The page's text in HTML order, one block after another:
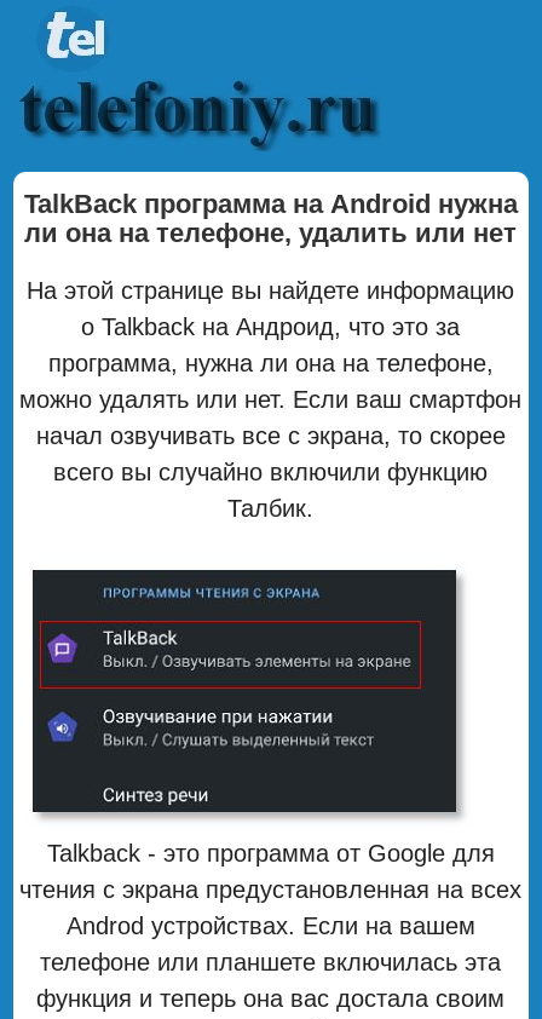
TalkBack программа на Android нужна
ли она на телефоне, удалить или нет
На этой странице вы найдете информацию
о Talkback на Андроид, что это за
программа, нужна ли она на телефоне,
можно удалять или нет. Если ваш смартфон
начал озвучивать все с экрана, то скорее
всего вы случайно включили функцию
Талбик.
Talkback - это программа от Google для
чтения с экрана предустановленная на всех
Androd устройствах. Если на вашем
телефоне или планшете включилась эта
функция и теперь она вас достала своим